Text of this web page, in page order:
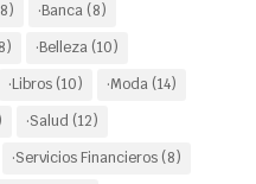
·Banca(8)
·Belleza(10)
·Libros(10) ·Moda(14)
·Salud (12)
·Servicios Financieros(8)